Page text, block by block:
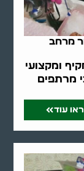
מרחב
ומקצועי
מרתפים
עוד